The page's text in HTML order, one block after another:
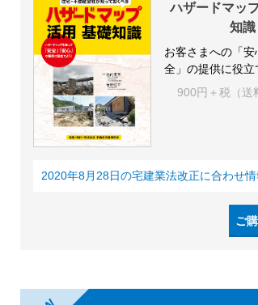
ハザードマッ
知識
お客さまへの「安
全」の提供に役立
900円＋税（送
2020年8月28日の宅建業法改正に合わせ
ご